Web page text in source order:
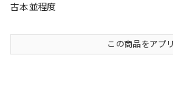
古本並程度
この商品をアプ